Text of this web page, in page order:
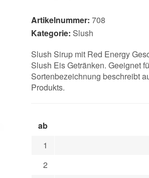
Artikelnummer: 708
Kategorie: Slush
Slush Sirup mit Red Energy
Slush Eis Getränken. Geeignet
Sortenbezeichnung beschreibt
Produkts.
ab
1
2